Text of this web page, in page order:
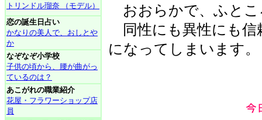
トリンドル瑠奈 （モデル）
恋の誕生日占い
かなりの美人で、おしとや
か
なぞなぞ小学校
子供の頃から、腰が曲がっ
ているのは？
あこがれの職業紹介
花屋・フラワーショップ店
員
おおらかで、ふとこ
同性にも異性にも信
になってしまいます。